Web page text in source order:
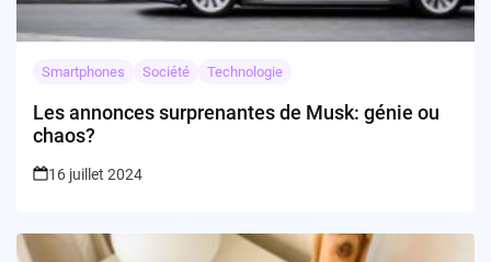
Smartphones Société Technologie
Les annonces surprenantes de Musk: génie ou
chaos?
16 juillet 2024